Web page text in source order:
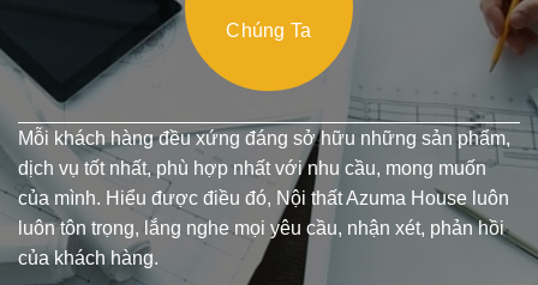
Chúng Ta
Mỗi khách hàng đều xứng đáng sở hữu những sản phẩm,
dịch vụ tốt nhất, phù hợp nhất với nhu cầu, mong muốn
của mình. Hiểu được điều đó, Nội thất Azuma House luôn
luôn tôn trọng, lắng nghe mọi yêu cầu, nhận xét, phản hồi
của khách hàng.